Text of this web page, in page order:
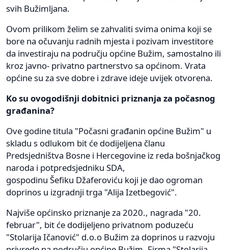
svih Bužimljana.
Ovom prilikom želim se zahvaliti svima onima koji se
bore na očuvanju radnih mjesta i pozivam investitore
da investiraju na području općine Bužim, samostalno ili
kroz javno- privatno partnerstvo sa općinom. Vrata
općine su za sve dobre i zdrave ideje uvijek otvorena.
Ko su ovogodišnji dobitnici priznanja za počasnog
građanina?
Ove godine titula "Počasni građanin općine Bužim" u
skladu s odlukom bit će dodijeljena članu
Predsjedništva Bosne i Hercegovine iz reda bošnjačkog
naroda i potpredsjedniku SDA,
gospodinu Šefiku Džaferoviću koji je dao ogroman
doprinos u izgradnji trga "Alija Izetbegović".
Najviše općinsko priznanje za 2020., nagrada "20.
februar", bit će dodijeljeno privatnom poduzeću
"Stolarija Ičanović" d.o.o Bužim za doprinos u razvoju